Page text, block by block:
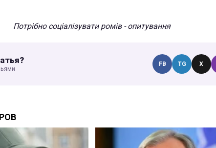
Потрібно соціалізувати ромів - опитування
FB TG X